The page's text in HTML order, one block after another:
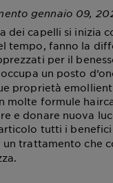
gennaio 09,
dei capelli si inizia
tempo, fanno la
per il
occupa un posto
proprietà
molte formule
e donare nuova
tutti i
un trattamento che